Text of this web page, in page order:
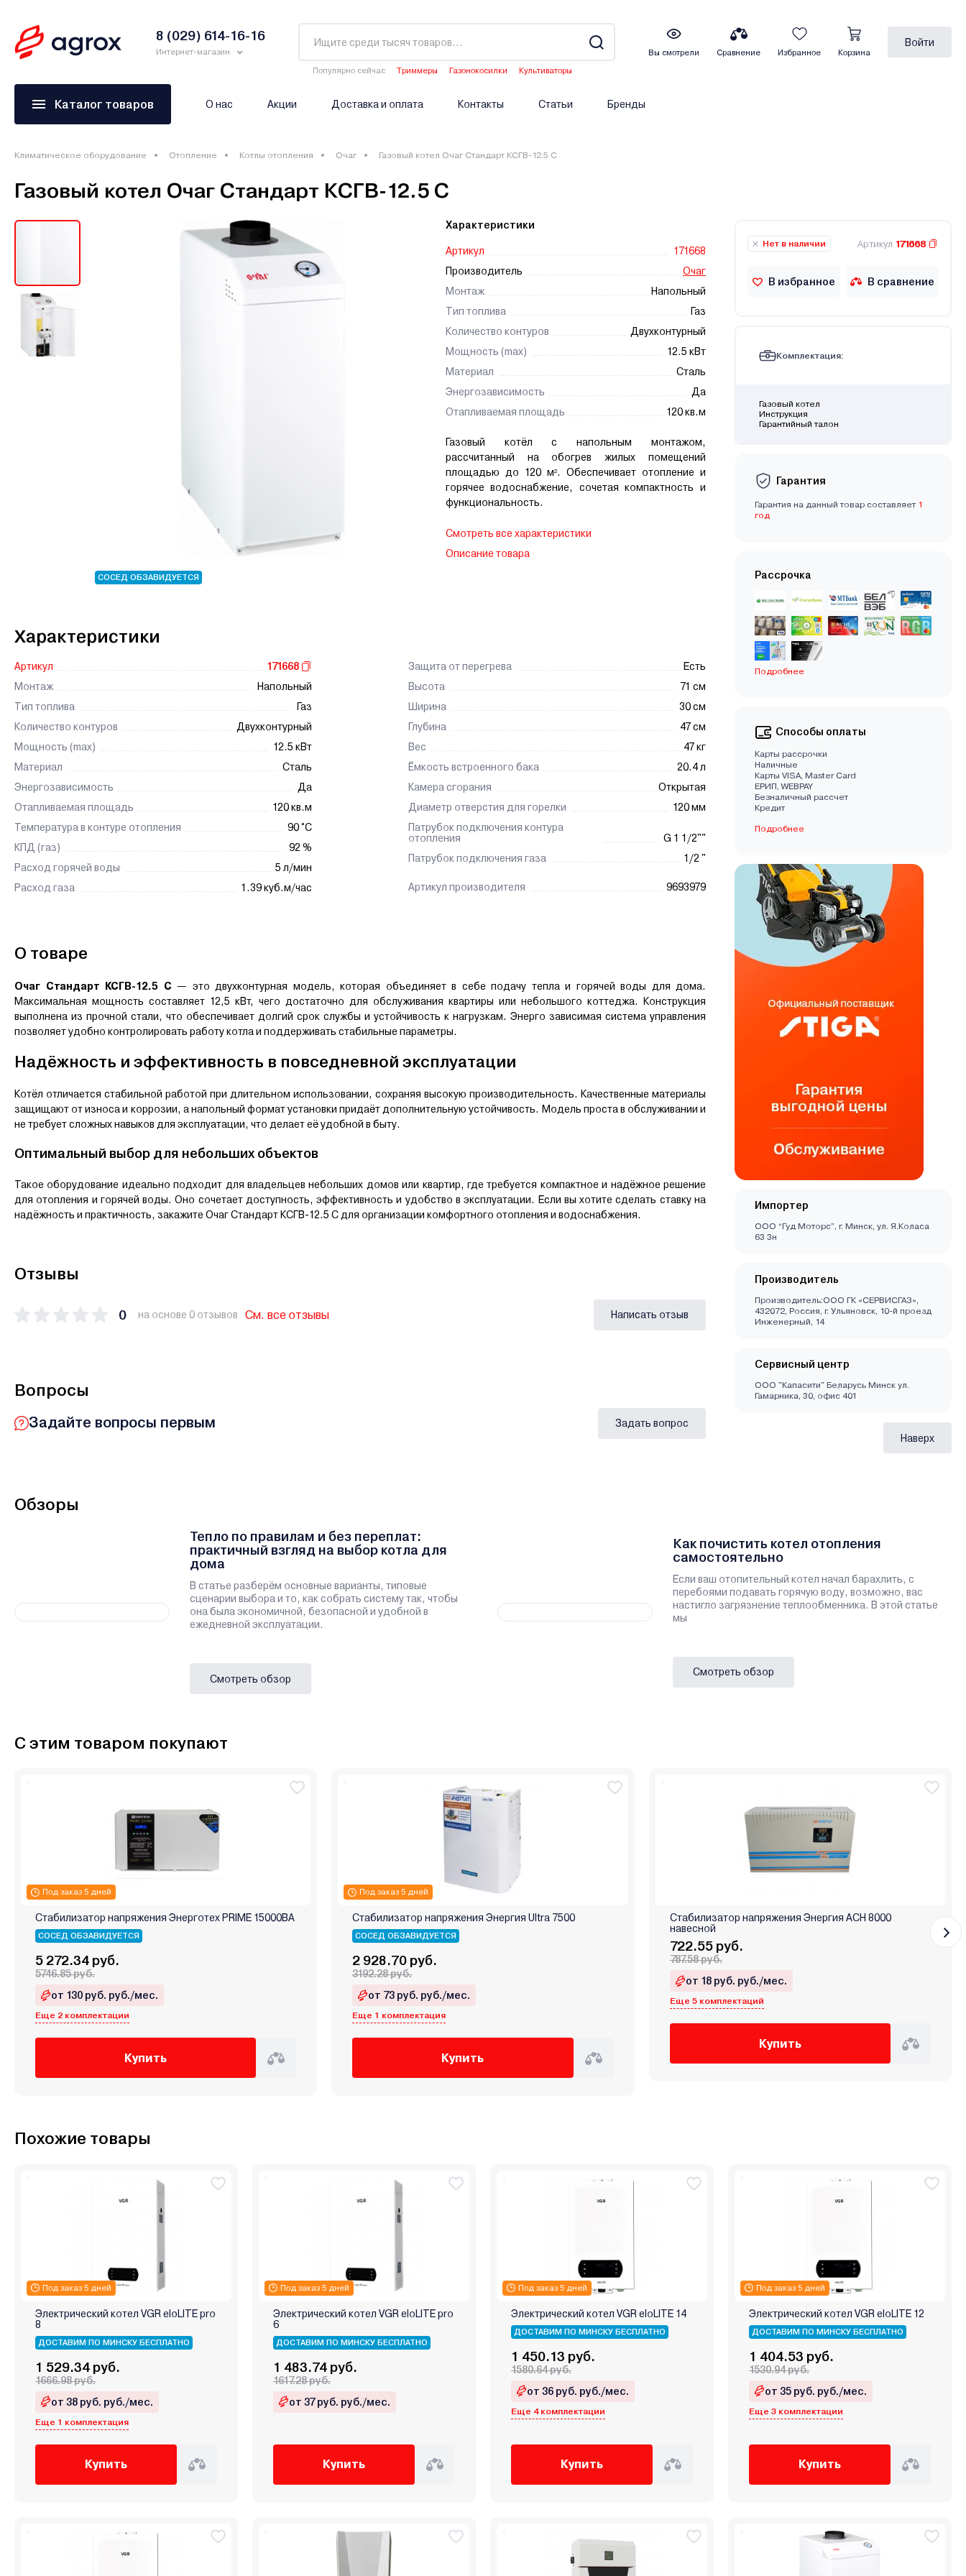
8 (029) 614-16-16
Интернет-магазин
Популярно сейчас Триммеры Газонокосилки
Культиваторы
Вы смотрели Сравнение Избранное Корзина
Войти
Каталог товаров О нас Акции Доставка и оплата Контакты Статьи Бренды
Климатическое оборудование Отопление Котлы отопления Очаг Газовый котел Очаг Стандарт КСГВ-12.5 С
Газовый котел Очаг Стандарт КСГВ-12.5 С
СОСЕД ОБЗАВИДУЕТСЯ
Характеристики
Артикул
171668
Производитель
Очаг
Монтаж
Напольный
Тип топлива
Газ
Количество контуров
Двухконтурный
Мощность (max)
12.5 кВт
Материал
Сталь
Энергозависимость
Да
Отапливаемая площадь
120 кв.м
Газовый котёл с напольным монтажом,
рассчитанный на обогрев жилых помещений
площадью до 120 м². Обеспечивает отопление и
горячее водоснабжение, сочетая компактность и
функциональность.
Смотреть все характеристики
Описание товара
Характеристики
Артикул
171668
Монтаж
Напольный
Тип топлива
Газ
Количество контуров
Двухконтурный
Мощность (max)
12.5 кВт
Материал
Сталь
Энергозависимость
Да
Отапливаемая площадь
120 кв.м
Температура в контуре отопления
90 °C
КПД (газ)
92 %
Расход горячей воды
5 л/мин
Расход газа
1.39 куб.м/час
Защита от перегрева
Есть
Высота
71 см
Ширина
30 см
Глубина
47 см
Вес
47 кг
Ёмкость встроенного бака
20.4 л
Камера сгорания
Открытая
Диаметр отверстия для горелки
120 мм
Патрубок подключения контура
отопления
G 1 1/2""
Патрубок подключения газа
1/2 "
Артикул производителя 9693979
О товаре
Очаг Стандарт КСГВ-12.5 С — это двухконтурная модель, которая объединяет в себе подачу тепла и горячей воды для дома.
Максимальная мощность составляет 12,5 кВт, чего достаточно для обслуживания квартиры или небольшого коттеджа. Конструкция
выполнена из прочной стали, что обеспечивает долгий срок службы и устойчивость к нагрузкам. Энерго зависимая система управления
позволяет удобно контролировать работу котла и поддерживать стабильные параметры.
Надёжность и эффективность в повседневной эксплуатации
Котёл отличается стабильной работой при длительном использовании, сохраняя высокую производительность. Качественные материалы
защищают от износа и коррозии, а напольный формат установки придаёт дополнительную устойчивость. Модель проста в обслуживании и
не требует сложных навыков для эксплуатации, что делает её удобной в быту.
Оптимальный выбор для небольших объектов
Такое оборудование идеально подходит для владельцев небольших домов или квартир, где требуется компактное и надёжное решение
для отопления и горячей воды. Оно сочетает доступность, эффективность и удобство в эксплуатации. Если вы хотите сделать ставку на
надёжность и практичность, закажите Очаг Стандарт КСГВ-12.5 С для организации комфортного отопления и водоснабжения.
Отзывы
0 на основе 0 отзывов См. все отзывы Написать отзыв
Вопросы
Задайте вопросы первым Задать вопрос
Нет в наличии Артикул 171668
В избранное В сравнение
Комплектация:
Газовый котел
Инструкция
Гарантийный талон
Гарантия
Гарантия на данный товар составляет 1
год
Рассрочка
Подробнее
Способы оплаты
Карты рассрочки
Наличные
Карты VISA, Master Card
EРИП, WEBPAY
Безналичный рассчет
Кредит
Подробнее
Импортер
ООО “Гуд Моторс”, г. Минск, ул. Я.Коласа
63 3н
Производитель
Производитель:ООО ГК «СЕРВИСГАЗ»,
432072, Россия, г. Ульяновск, 10-й проезд
Инженерный, 14
Сервисный центр
ООО "Капасити" Беларусь Минск ул.
Гамарника, 30, офис 401
Наверх
Обзоры
Тепло по правилам и без переплат:
практичный взгляд на выбор котла для
дома
В статье разберём основные варианты, типовые
сценарии выбора и то, как собрать систему так, чтобы
она была экономичной, безопасной и удобной в
ежедневной эксплуатации.
Смотреть обзор
Как почистить котел отопления
самостоятельно
Если ваш отопительный котел начал барахлить, с
перебоями подавать горячую воду, возможно, вас
настигло загрязнение теплообменника. В этой статье
мы
Смотреть обзор
С этим товаром покупают
Под заказ 5 дней
Стабилизатор напряжения Энерготех PRIME 15000ВА
СОСЕД ОБЗАВИДУЕТСЯ
5 272.34 руб.
5746.85 руб.
от 130 руб. руб./мес.
Еще 2 комплектации
Купить
Под заказ 5 дней
Стабилизатор напряжения Энергия Ultra 7500
СОСЕД ОБЗАВИДУЕТСЯ
2 928.70 руб.
3192.28 руб.
от 73 руб. руб./мес.
Еще 1 комплектация
Купить
Стабилизатор напряжения Энергия АСН 8000
навесной
722.55 руб.
787.58 руб.
от 18 руб. руб./мес.
Еще 5 комплектаций
Купить
Похожие товары
Под заказ 5 дней
Электрический котел VGR eloLITE pro
8
ДОСТАВИМ ПО МИНСКУ БЕСПЛАТНО
1 529.34 руб.
1666.98 руб.
от 38 руб. руб./мес.
Еще 1 комплектация
Купить
Под заказ 5 дней
Электрический котел VGR eloLITE pro
6
ДОСТАВИМ ПО МИНСКУ БЕСПЛАТНО
1 483.74 руб.
1617.28 руб.
от 37 руб. руб./мес.
Купить
Под заказ 5 дней
Электрический котел VGR eloLITE 14
ДОСТАВИМ ПО МИНСКУ БЕСПЛАТНО
1 450.13 руб.
1580.64 руб.
от 36 руб. руб./мес.
Еще 4 комплектации
Купить
Под заказ 5 дней
Электрический котел VGR eloLITE 12
ДОСТАВИМ ПО МИНСКУ БЕСПЛАТНО
1 404.53 руб.
1530.94 руб.
от 35 руб. руб./мес.
Еще 3 комплектации
Купить